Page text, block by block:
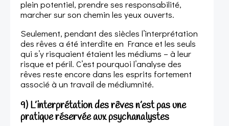
plein potentiel, prendre ses responsabilité,
marcher sur son chemin les yeux ouverts.
Seulement, pendant des siècles l’interprétation
des rêves a été interdite en France et les seuls
qui s’y risquaient étaient les médiums – à leur
risque et péril. C’est pourquoi l’analyse des
rêves reste encore dans les esprits fortement
associé à un travail de médiumnité.
9) L’interprétation des rêves n’est pas une
pratique réservée aux psychanalystes